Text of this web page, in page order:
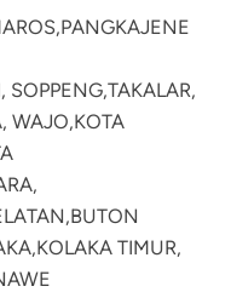
PANGKAJENE
SOPPENG,TAKALAR,
WAJO,KOTA
BUTON
KOLAKA TIMUR,